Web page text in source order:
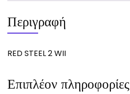
Περιγραφή
RED STEEL 2 WII
Επιπλέον πληροφορίες